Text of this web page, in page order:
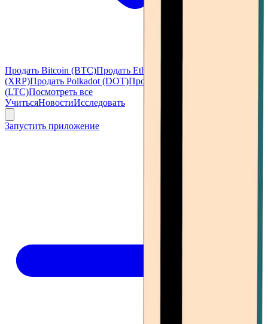
Продать Bitcoin (BTC)Продать Ethereum (ETH)
(XRP)Продать Polkadot (DOT)Продать Litecoin
(LTC)Посмотреть все
УчитьсяНовостиИсследовать
Запустить приложение